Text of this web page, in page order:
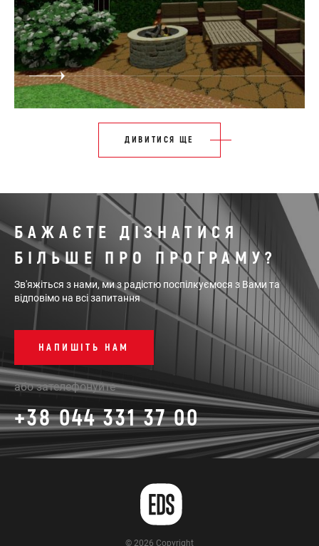
ДИВИТИСЯ ЩЕ
БАЖАЄТЕ ДІЗНАТИСЯ
БІЛЬШЕ ПРО ПРОГРАМУ?
Зв'яжіться з нами, ми з радістю поспілкуємося з Вами та
відповімо на всі запитання
НАПИШІТЬ НАМ
або зателефонуйте
+38 044 331 37 00
© 2026 Copyright